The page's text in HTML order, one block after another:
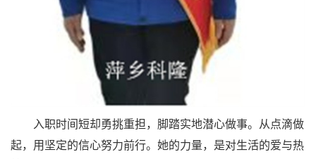
入职时间短却勇挑重担，脚踏实地潜心做事。从点滴做
起，用坚定的信心努力前行。她的力量，是对生活的爱与热